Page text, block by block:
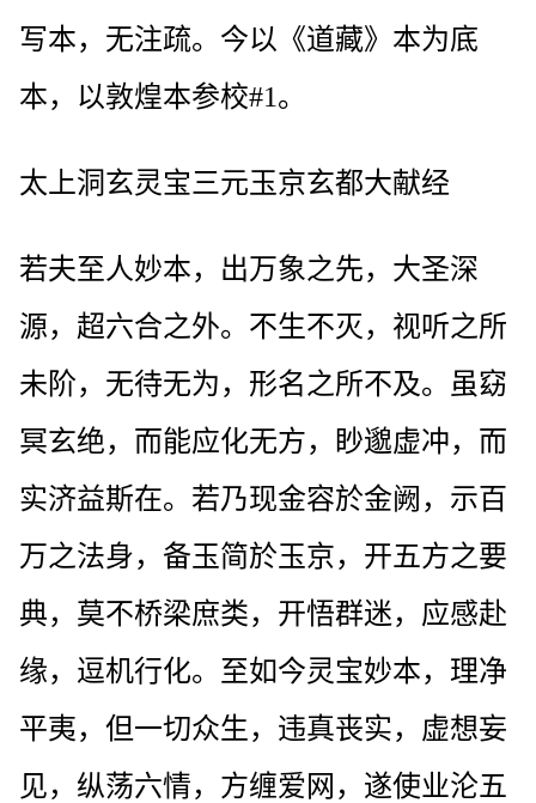
写本，无注疏。今以《道藏》本为底
本，以敦煌本参校#1。
太上洞玄灵宝三元玉京玄都大献经
若夫至人妙本，出万象之先，大圣深
源，超六合之外。不生不灭，视听之所
未阶，无待无为，形名之所不及。虽窈
冥玄绝，而能应化无方，眇邈虚冲，而
实济益斯在。若乃现金容於金阙，示百
万之法身，备玉简於玉京，开五方之要
典，莫不桥梁庶类，开悟群迷，应感赴
缘，逗机行化。至如今灵宝妙本，理净
平夷，但一切众生，违真丧实，虚想妄
见，纵荡六情，方缠爱网，遂使业沦五